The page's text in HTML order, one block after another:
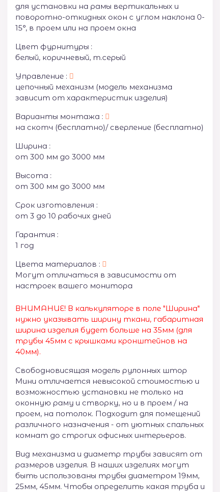
для установки на рамы вертикальных и
поворотно-откидных окон с углом наклона 0-
15°, в проем или на проем окна
Цвет фурнитуры :
белый, коричневый, т.серый
Управление :
цепочный механизм (модель механизма
зависит от характеристик изделия)
Варианты монтажа :
на скотч (бесплатно)/ сверление (бесплатно)
Ширина :
от 300 мм до 3000 мм
Высота :
от 300 мм до 3000 мм
Срок изготовления :
от 3 до 10 рабочих дней
Гарантия :
1 год
Цвета материалов :
Могут отличаться в зависимости от
настроек вашего монитора
ВНИМАНИЕ! В калькуляторе в поле "Ширина"
нужно указывать ширину ткани, габаритная
ширина изделия будет больше на 35мм (для
трубы 45мм с крышками кронштейнов на
40мм).
Свободновисящая модель рулонных штор
Мини отличается невысокой стоимостью и
возможностью установки не только на
оконную раму и створку, но и в проем / на
проем, на потолок. Подходит для помещений
различного назначения - от уютных спальных
комнат до строгих офисных интерьеров.
Вид механизма и диаметр трубы зависят от
размеров изделия. В наших изделиях могут
быть использованы трубы диаметром 19мм,
25мм, 45мм. Чтобы определить какая труба и